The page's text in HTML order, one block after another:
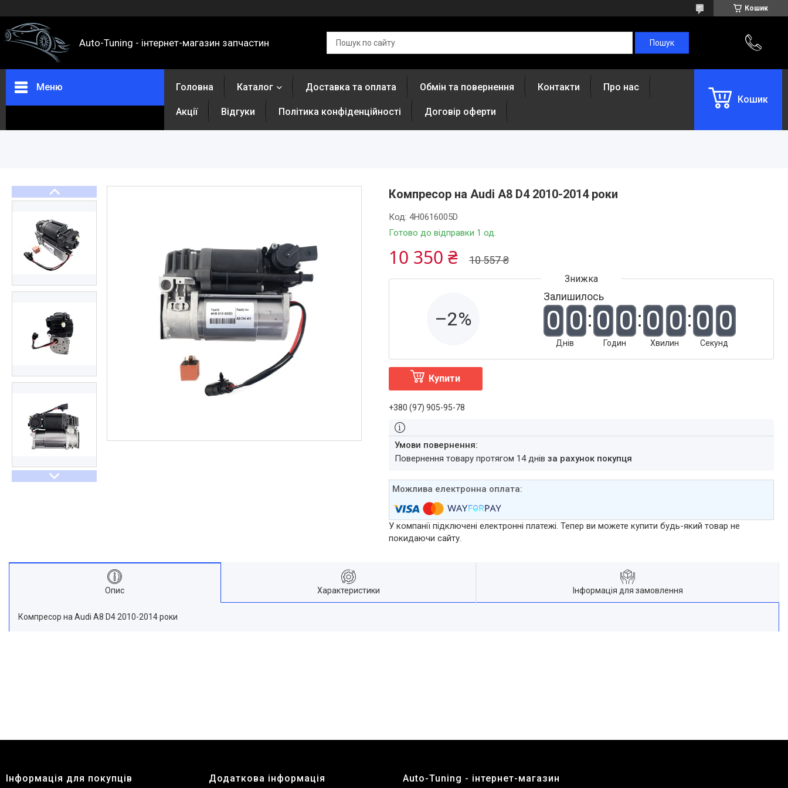
Кошик
Auto-Tuning - інтернет-магазин запчастин
Меню
Повернення та обмін
Відгуки
Акції
Політика конфіденційності
Головна Каталог Доставка та оплата Обмін та повернення Контакти Про нас
Акції Відгуки Політика конфіденційності Договір оферти
Кошик
Компресор на Audi A8 D4 2010-2014 роки
Готово до відправки 1 од.
Код: 4H0616005D
10 557 ₴
10 350 ₴
–2%
Залишилось
0 0
Днів
0 0
Годин
0 0
Хвилин
0 0
Секунд
Купити
+380 (97) 905-95-78
повернення товару протягом 14 днів за рахунок покупця
У компанії підключені електронні платежі. Тепер ви можете купити будь-який товар не
покидаючи сайту.
Опис Характеристики Інформація для замовлення
Компресор на Audi A8 D4 2010-2014 роки
Інформація для покупців Додаткова інформація
Auto-Tuning - інтернет-магазин